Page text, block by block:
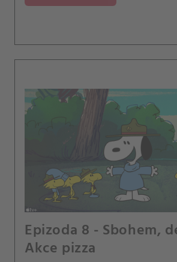
Epizoda 8 - Sbohem,
Akce pizza